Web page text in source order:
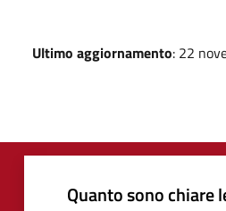
Ultimo aggiornamento: 22
Quanto sono chiare